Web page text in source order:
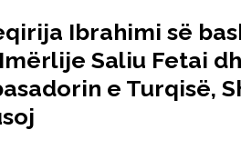
Ibrahimi së
Saliu Fetai
e Turqisë,